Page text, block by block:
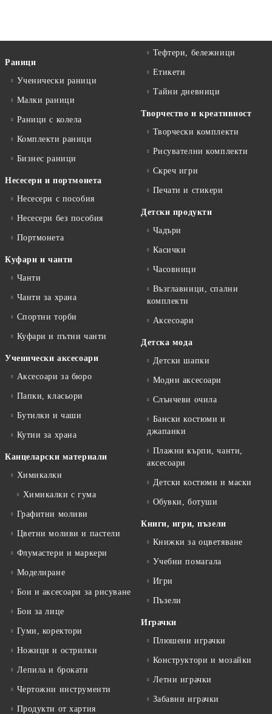
Раници
Ученически раници
Малки раници
Раници с колела
Комплекти раници
Бизнес раници
Несесери и портмонета
Несесери с пособия
Несесери без пособия
Портмонета
Куфари и чанти
Чанти
Чанти за храна
Спортни торби
Куфари и пътни чанти
Ученически аксесоари
Аксесоари за бюро
Папки, класьори
Бутилки и чаши
Кутии за храна
Канцеларски материали
Химикалки
Химикалки с гума
Графитни моливи
Цветни моливи и пастели
Флумастери и маркери
Моделиране
Бои и аксесоари за рисуване
Бои за лице
Гуми, коректори
Ножици и острилки
Лепила и брокати
Чертожни инструменти
Продукти от хартия
Тефтери, бележници
Етикети
Тайни дневници
Творчество и креативност
Творчески комплекти
Рисувателни комплекти
Скреч игри
Печати и стикери
Детски продукти
Чадъри
Касички
Часовници
Възглавници, спални
комплекти
Аксесоари
Детска мода
Детски шапки
Модни аксесоари
Слънчеви очила
Бански костюми и
джапанки
Плажни кърпи, чанти,
аксесоари
Детски костюми и маски
Обувки, ботуши
Книги, игри, пъзели
Книжки за оцветяване
Учебни помагала
Игри
Пъзели
Играчки
Плюшени играчки
Конструктори и мозайки
Летни играчки
Забавни играчки